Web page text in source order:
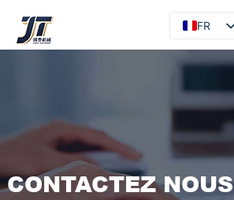
FR
EN
ES
AR
CONTACTEZ NOUS